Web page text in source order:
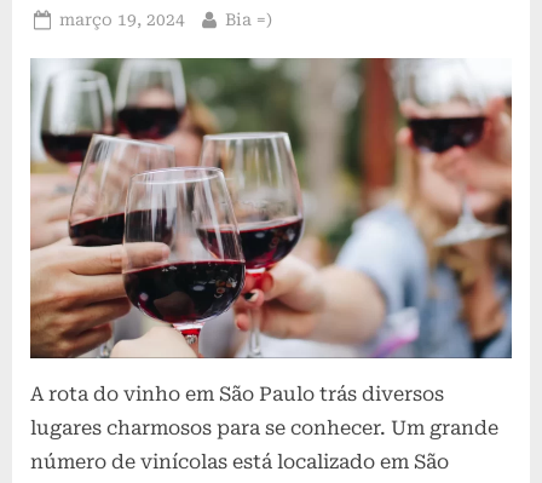
d
e
i
a
j
a
r
Posted
março 19, 2024 By
Bia =)
A rota do vinho em São Paulo trás diversos
lugares charmosos para se conhecer. Um grande
número de vinícolas está localizado em São